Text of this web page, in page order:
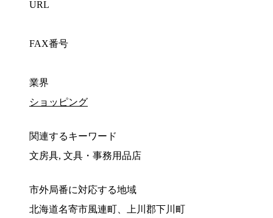
URL
FAX番号
業界
ショッピング
関連するキーワード
文房具, 文具・事務用品店
市外局番に対応する地域
北海道名寄市風連町、上川郡下川町